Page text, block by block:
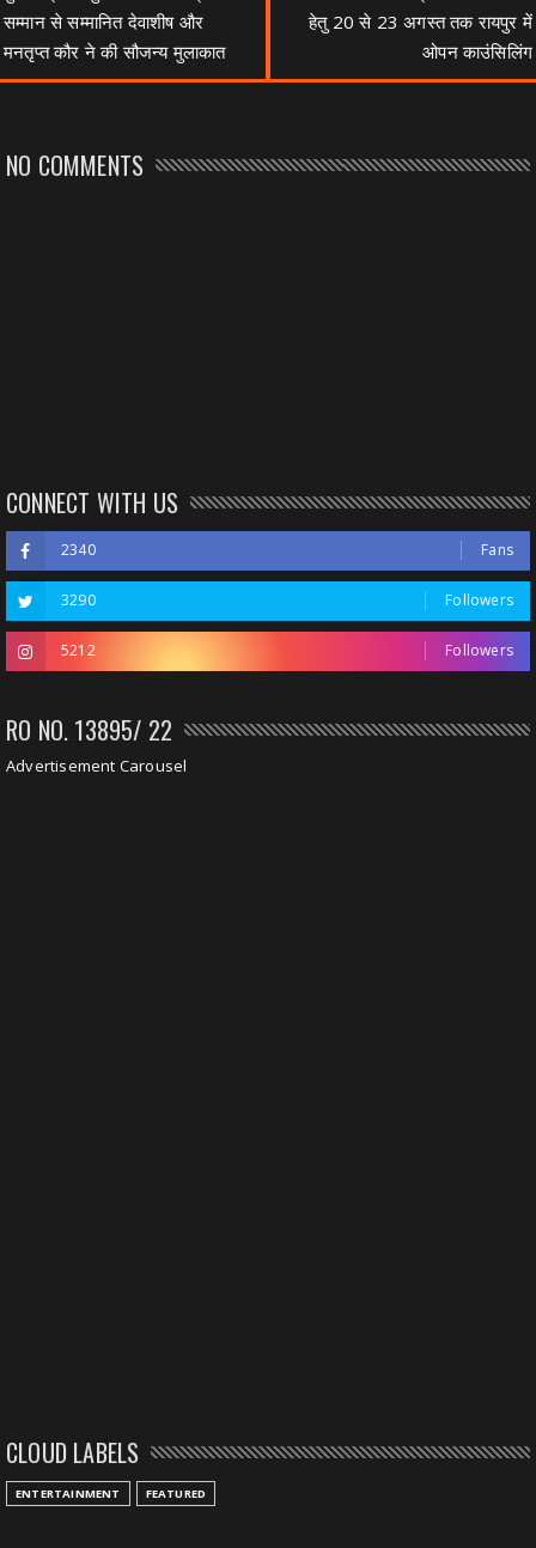
सम्मान से सम्मानित देवाशीष और
मनतृप्त कौर ने की सौजन्य मुलाकात
हेतु 20 से 23 अगस्त तक रायपुर में
ओपन काउंसिलिंग
NO COMMENTS
CONNECT WITH US
2340 Fans
3290 Followers
5212 Followers
RO NO. 13895/ 22
Advertisement Carousel
CLOUD LABELS
ENTERTAINMENT FEATURED